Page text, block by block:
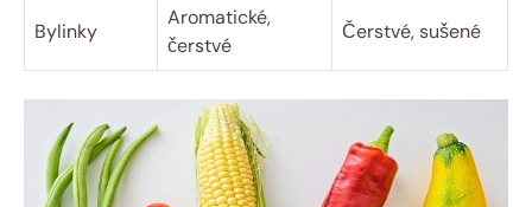
Bylinky
Aromatické,
čerstvé
Čerstvé, sušené